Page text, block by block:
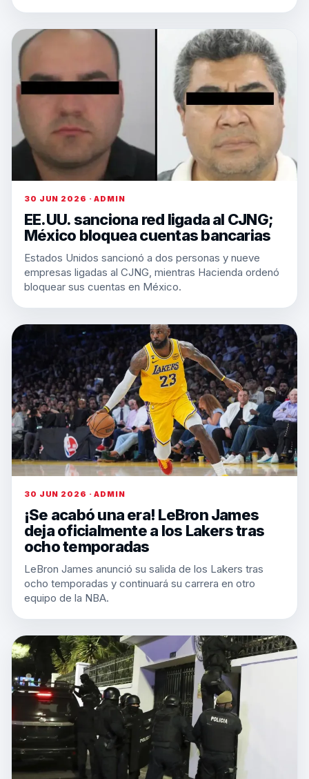
30 JUN 2026 · ADMIN
EE.UU. sanciona red ligada al CJNG;
México bloquea cuentas bancarias
Estados Unidos sancionó a dos personas y nueve
empresas ligadas al CJNG, mientras Hacienda ordenó
bloquear sus cuentas en México.
30 JUN 2026 · ADMIN
¡Se acabó una era! LeBron James
deja oficialmente a los Lakers tras
ocho temporadas
LeBron James anunció su salida de los Lakers tras
ocho temporadas y continuará su carrera en otro
equipo de la NBA.